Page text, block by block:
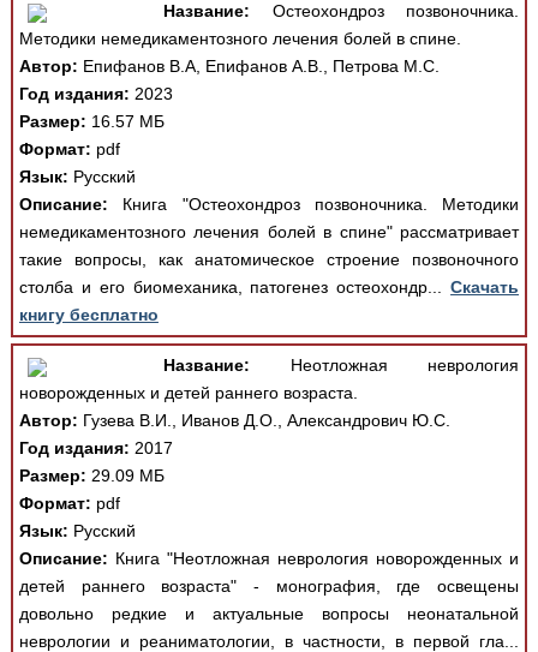
Название: Остеохондроз позвоночника.
Методики немедикаментозного лечения болей в спине.
Автор: Епифанов В.А, Епифанов А.В., Петрова М.С.
Год издания: 2023
Размер: 16.57 МБ
Формат: pdf
Язык: Русский
Описание: Книга "Остеохондроз позвоночника. Методики
немедикаментозного лечения болей в спине" рассматривает
такие вопросы, как анатомическое строение позвоночного
столба и его биомеханика, патогенез остеохондр...Скачать
книгу бесплатно
Название: Неотложная неврология
новорожденных и детей раннего возраста.
Автор: Гузева В.И., Иванов Д.О., Александрович Ю.С.
Год издания: 2017
Размер: 29.09 МБ
Формат: pdf
Язык: Русский
Описание: Книга "Неотложная неврология новорожденных и
детей раннего возраста" - монография, где освещены
довольно редкие и актуальные вопросы неонатальной
неврологии и реаниматологии, в частности, в первой гла...